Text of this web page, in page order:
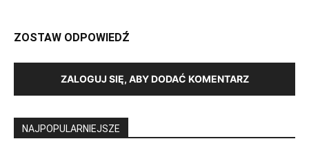
ZOSTAW ODPOWIEDŹ
ZALOGUJ SIĘ, ABY DODAĆ KOMENTARZ
NAJPOPULARNIEJSZE